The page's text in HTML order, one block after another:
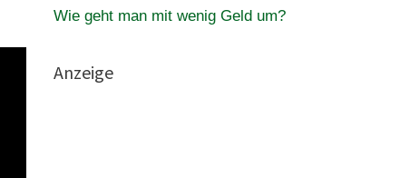
Wie geht man mit wenig Geld um?
Anzeige